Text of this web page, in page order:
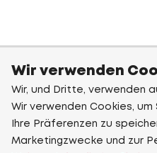
Wir verwenden
Wir, und Dritte, verwenden
Wir verwenden Cookies,
Ihre Präferenzen zu
Marketingzwecke und zur